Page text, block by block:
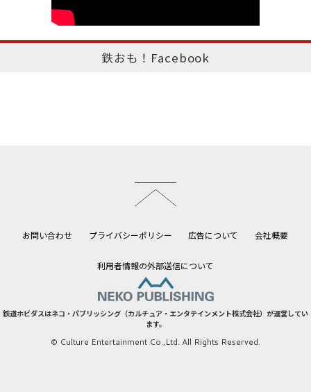
鉄おも！Facebook
お問い合わせ プライバシーポリシー 広告について 会社概要
利用者情報の外部送信について
鉄道ホビダスはネコ・パブリッシング（カルチュア・エンタテインメント株式会社）が運営してい
ます。
© Culture Entertainment Co.,Ltd. All Rights Reserved.